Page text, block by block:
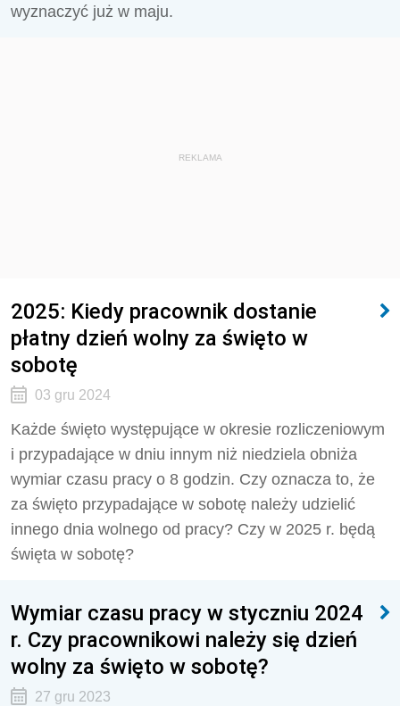
wyznaczyć już w maju.
REKLAMA
2025: Kiedy pracownik dostanie
płatny dzień wolny za święto w
sobotę
03 gru 2024
Każde święto występujące w okresie rozliczeniowym
i przypadające w dniu innym niż niedziela obniża
wymiar czasu pracy o 8 godzin. Czy oznacza to, że
za święto przypadające w sobotę należy udzielić
innego dnia wolnego od pracy? Czy w 2025 r. będą
święta w sobotę?
Wymiar czasu pracy w styczniu 2024
r. Czy pracownikowi należy się dzień
wolny za święto w sobotę?
27 gru 2023